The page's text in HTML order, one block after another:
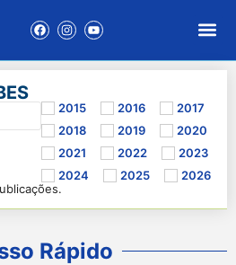
2015 2016
2017
2018
2019
2020
2021
2022
2023
2024
2025
2026
Rápido